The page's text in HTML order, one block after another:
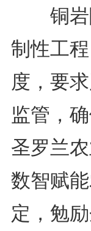
铜岩
制性工
度，要
监管，
圣罗兰
数智赋
定，勉